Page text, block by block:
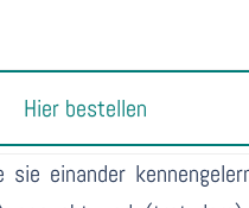
Hier bestellen
sie einander